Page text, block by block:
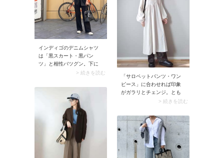
インディゴのデニムシャツ
は「黒スカート・黒パン
ツ」と相性バツグン。下に
白Tシャツを忍ばせるとネイ
映えて、こなれた着こなし
に決まります。
> 続きを読む
「サロペットパンツ・ワン
ピース」に合わせれば印象
がガラリとチェンジ。とも
すればほっこり見えやすい
生まれ、スタイリッシュな
雰囲気に。即お出かけモー
ドに決まりますよ。
> 続きを読む